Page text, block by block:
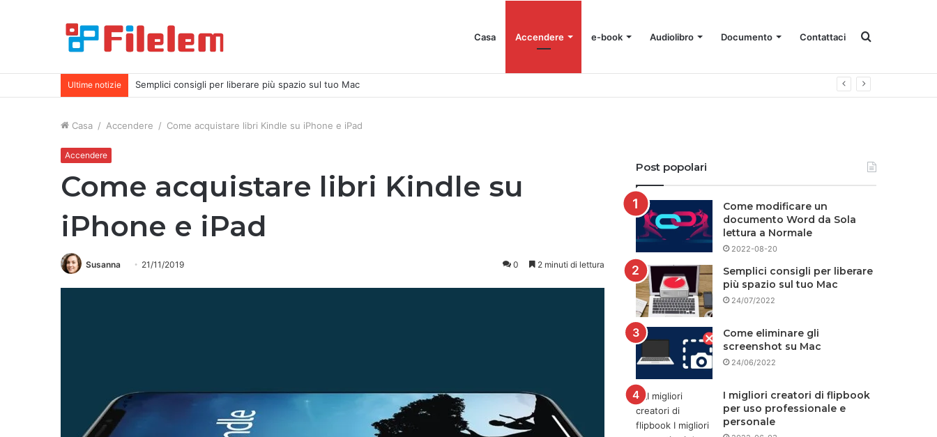
Casa Accendere e-book Audiolibro Documento Contattaci Cercare
Ultime notizie Come eliminare gli screenshot su Mac
Casa / Accendere / Come acquistare libri Kindle su iPhone e iPad
Accendere
Come acquistare libri Kindle su
iPhone e iPad
Susanna 21/11/2019 0 2 minuti di lettura
Post popolari
Come modificare un
documento Word da Sola
lettura a Normale
2022-08-20
Semplici consigli per liberare
più spazio sul tuo Mac
24/07/2022
Come eliminare gli
screenshot su Mac
24/06/2022
I migliori creatori di flipbook
per uso professionale e
personale